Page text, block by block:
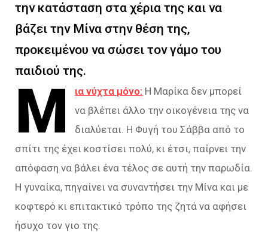
την κατάσταση στα χέρια της και να
βάζει την Μίνα στην θέση της,
προκειμένου να σώσει τον γάμο του
παιδιού της.
Μ ια νύχτα μόνο: Η Μαρίκα δεν μπορεί
να βλέπει άλλο την οικογένεια της να
διαλύεται. Η Φυγή του Σάββα από το
σπίτι της έχει κοστίσει πολύ, κι έτσι, παίρνει την
απόφαση να βάλει ένα τέλος σε αυτή την παρωδία.
Η γυναίκα, πηγαίνει να συναντήσει την Μίνα και με
κοφτερό κι επιτακτικό τρόπο της ζητά να αφήσει
ήσυχο τον γιο της.